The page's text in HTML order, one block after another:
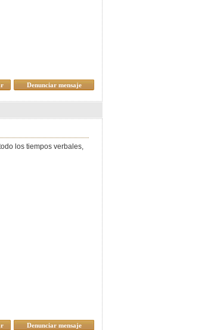
Denunciar mensaje
los tiempos verbales,
Denunciar mensaje